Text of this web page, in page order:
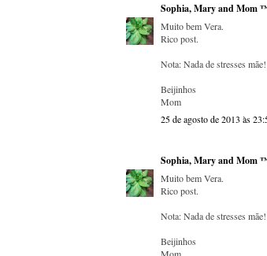
Sophia, Mary and Mom
Muito bem Vera.
Rico post.
Nota: Nada de stresses mãe!
Beijinhos
Mom
25 de agosto de 2013 às
Sophia, Mary and Mom
Muito bem Vera.
Rico post.
Nota: Nada de stresses mãe!
Beijinhos